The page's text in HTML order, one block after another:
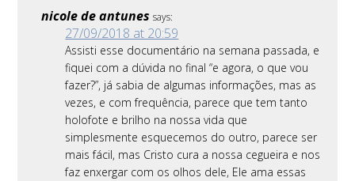
nicole de antunes says:
27/09/2018 at 20:59
Assisti esse documentário na semana passada, e
fiquei com a dúvida no final “e agora, o que vou
fazer?”, já sabia de algumas informações, mas as
vezes, e com frequência, parece que tem tanto
holofote e brilho na nossa vida que
simplesmente esquecemos do outro, parece ser
mais fácil, mas Cristo cura a nossa cegueira e nos
faz enxergar com os olhos dele, Ele ama essas